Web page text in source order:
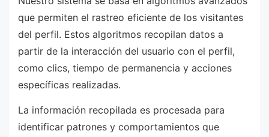
que permiten el rastreo eficiente de los visitantes
del perfil. Estos algoritmos recopilan datos a
partir de la interacción del usuario con el perfil,
como clics, tiempo de permanencia y acciones
específicas realizadas.
La información recopilada es procesada para
identificar patrones y comportamientos que